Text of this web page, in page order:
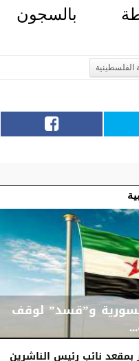
بالسجون
الفلسطينية
و”قسد” لوقف
بمقعد نائب رئيس الناشرين